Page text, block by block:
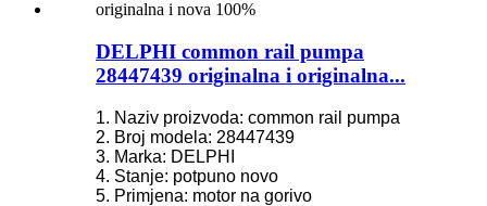
DELPHI common rail pumpa
28447439 originalna i originalna...
1. Naziv proizvoda: common rail pumpa
2. Broj modela: 28447439
3. Marka: DELPHI
4. Stanje: potpuno novo
5. Primjena: motor na gorivo